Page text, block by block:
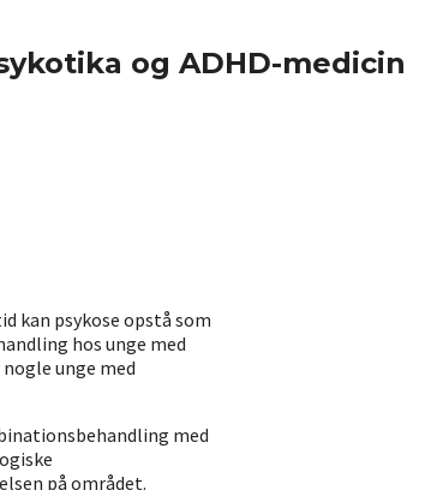
og ADHD-medicin
kan psykose opstå som
hos unge med
unge med
med
på området.